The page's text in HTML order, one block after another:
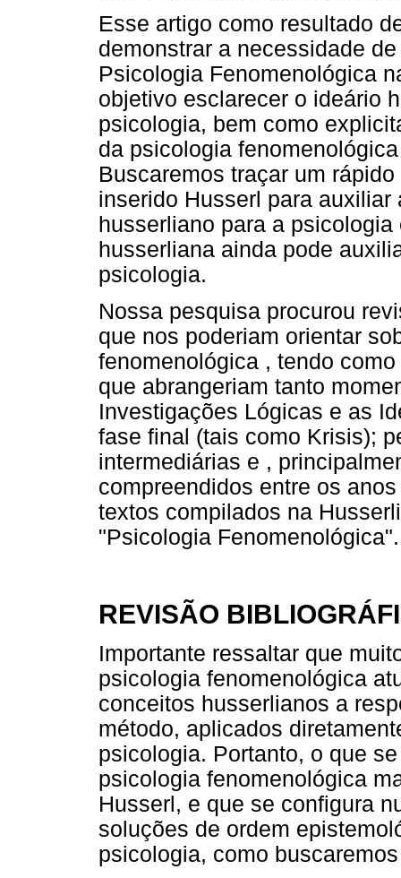
Esse artigo como resultado
demonstrar a necessidade
Psicologia Fenomenológica
objetivo esclarecer o ideário
psicologia, bem como
da psicologia
Buscaremos traçar um
inserido Husserl para
husserliano para a
husserliana ainda pode
psicologia.
Nossa pesquisa procurou
que nos poderiam orientar
fenomenológica , tendo
que abrangeriam tanto
Investigações Lógicas e as
fase final (tais como Krisis);
intermediárias e ,
compreendidos entre os
textos compilados na
"Psicologia Fenomenológica".
REVISÃO
Importante ressaltar que
psicologia fenomenológica
conceitos husserlianos a
método, aplicados
psicologia. Portanto, o que
psicologia fenomenológica
Husserl, e que se configura
soluções de ordem
psicologia, como